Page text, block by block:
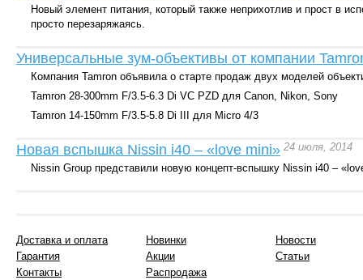
Новый элемент питания, который также неприхотлив и прост в
просто перезаряжаясь.
Универсальные зум-объективы от компании
Компания Tamron объявила о старте продаж двух моделей
Tamron 28-300mm F/3.5-6.3 Di VC PZD для Canon, Nikon, Sony
Tamron 14-150mm F/3.5-5.8 Di III для Micro 4/3
Новая вспышка Nissin i40 – «love mini» 24 июля, 2014
Nissin Group представили новую концепт-вспышку Nissin i40 –
Доставка и оплата
Гарантия
Контакты
Новинки
Акции
Распродажа
Новости
Статьи